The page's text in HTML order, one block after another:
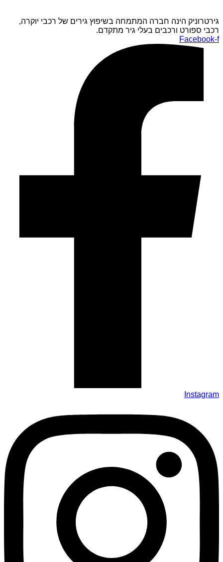
גירטרוניק הינה חברה המתמחה בשיפוץ גירים של רכבי יוקרה,
רכבי ספורט ורכבים בעלי גיר מתקדם.
Facebook-f
Instagram